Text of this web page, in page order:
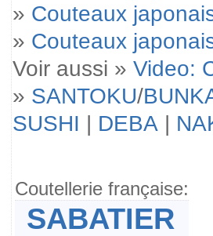
» Couteaux
» Couteaux
Voir aussi » Video:
» SANTOKU/
SUSHI | DEBA |
Coutellerie française:
SABATIER